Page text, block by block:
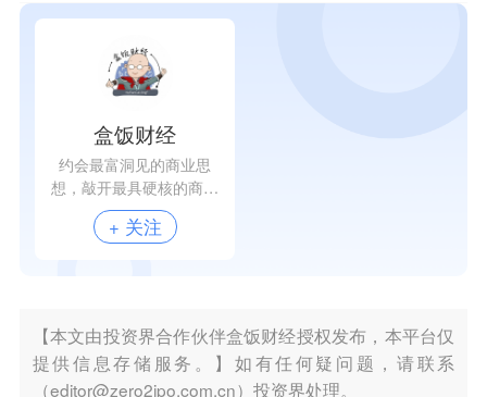
盒饭财经
约会最富洞见的商业思
想，敲开最具硬核的商业
案例，还原最有温度的商
业人物
+ 关注
【本文由投资界合作伙伴盒饭财经授权发布，本平台仅
提供信息存储服务。】如有任何疑问题，请联系
（editor@zero2ipo.com.cn）投资界处理。